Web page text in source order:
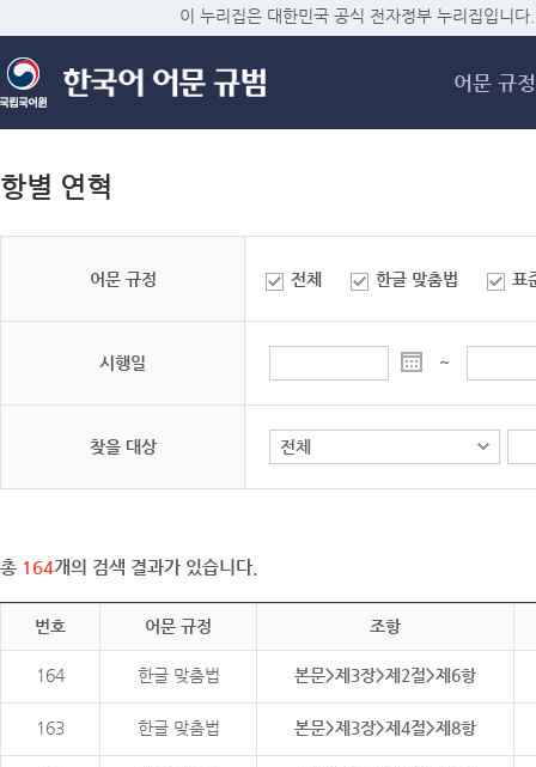
메
이 누리집은 대한민국 공식 전자정부 누리집입니다.
어문 규정
항별 연혁
어문 규정 전체 한글 맞춤법 표
시행일 ~
찾을 대상
총 164개의 검색 결과가 있습니다.
번호 어문 규정 조항
164 한글 맞춤법 본문>제3장>제2절>제6항
163 한글 맞춤법 본문>제3장>제4절>제8항